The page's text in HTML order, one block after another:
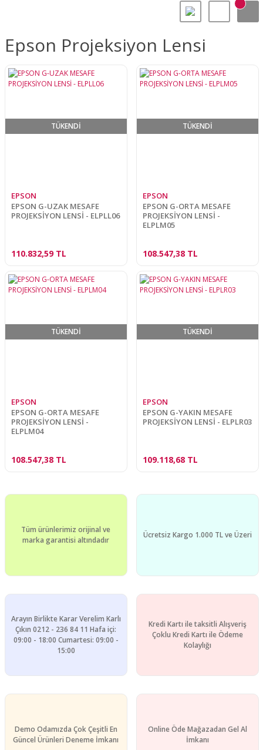
Epson Projeksiyon Lensi
TÜKENDİ
EPSON
EPSON G-UZAK MESAFE
PROJEKSİYON LENSİ - ELPLL06
110.832,59 TL
TÜKENDİ
EPSON
EPSON G-ORTA MESAFE
PROJEKSİYON LENSİ -
ELPLM05
108.547,38 TL
TÜKENDİ
EPSON
EPSON G-ORTA MESAFE
PROJEKSİYON LENSİ -
ELPLM04
108.547,38 TL
TÜKENDİ
EPSON
EPSON G-YAKIN MESAFE
PROJEKSİYON LENSİ - ELPLR03
109.118,68 TL
Tüm ürünlerimiz orijinal ve
marka garantisi altındadır
Ücretsiz Kargo 1.000 TL ve Üzeri
Arayın Birlikte Karar Verelim Karlı
Çıkın 0212 - 236 84 11 Hafa içi:
09:00 - 18:00 Cumartesi: 09:00 -
15:00
Kredi Kartı ile taksitli Alışveriş
Çoklu Kredi Kartı ile Ödeme
Kolaylığı
Demo Odamızda Çok Çeşitli En
Güncel Ürünleri Deneme İmkanı
Online Öde Mağazadan Gel Al
İmkanı